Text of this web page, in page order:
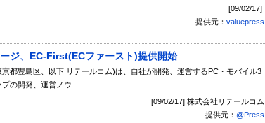
[09/02/17]
提供元： valuepress
ジ、EC-First(ECファースト)提供開始
都豊島区、以下 リテールコム)は、自社が開発、運営するPC・モバイル3
の開発、運営ノウ...
[09/02/17] 株式会社リテールコム
提供元： @Press